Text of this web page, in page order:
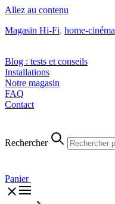
Allez au contenu
Magasin Hi-Fi, home-cinéma
Blog : tests et conseils
Installations
Notre magasin
FAQ
Contact
Rechercher
Panier